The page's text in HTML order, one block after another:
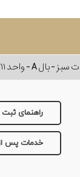
راهنمای
خدمات پس